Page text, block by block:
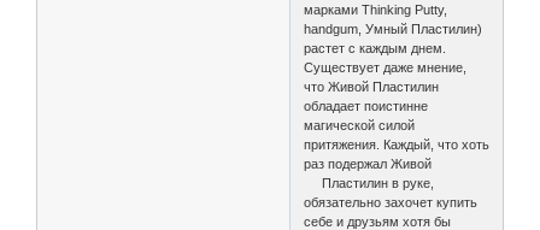
марками Thinking Putty,
handgum, Умный Пластилин)
растет с каждым днем.
Существует даже мнение,
что Живой Пластилин
обладает поистинне
магической силой
притяжения. Каждый, что хоть
раз подержал Живой
Пластилин в руке,
обязательно захочет купить
себе и друзьям хотя бы